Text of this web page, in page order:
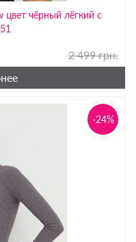
цвет чёрный лёгкий с
2 499 грн.
-24%